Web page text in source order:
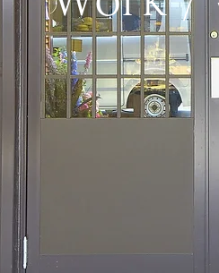
Work /